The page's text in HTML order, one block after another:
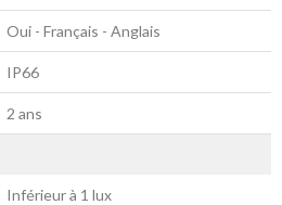
Oui - Français - Anglais
IP66
2 ans
Inférieur à 1 lux